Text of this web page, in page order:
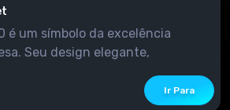
é um símbolo da excelência
Seu design elegante,
Ir Para